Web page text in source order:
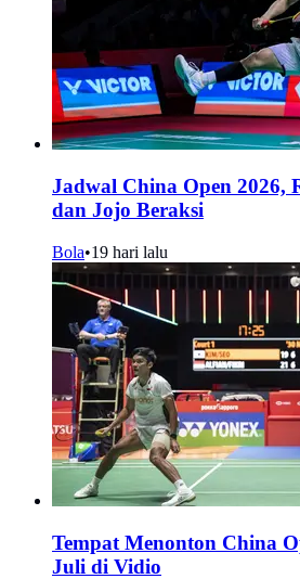
Jadwal China Open 2026,
dan Jojo Beraksi
Bola•19 hari lalu
Tempat Menonton China
Juli di Vidio